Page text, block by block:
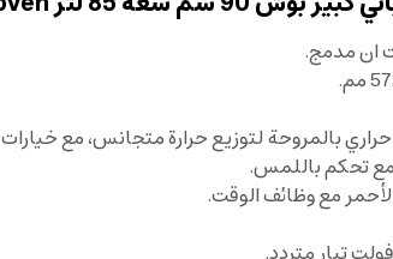
ان مدمج.
بالمروحة لتوزيع حرارة متجانس، مع
مع تحكم باللمس.